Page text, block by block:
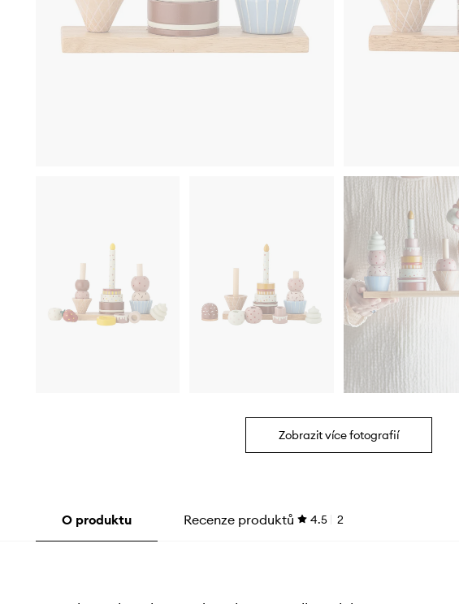
Zobrazit více fotografií
O produktu Recenze produktů 4.5 2